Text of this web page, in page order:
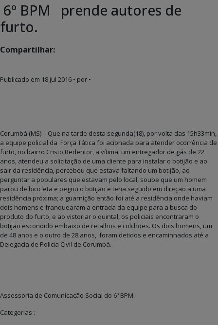
6º BPM prende autores de
furto.
Compartilhar:
Publicado em 18 jul 2016 • por •
Corumbá (MS) – Que na tarde desta segunda(18), por volta das 15h33min,
a equipe policial da Força Tática foi acionada para atender ocorrência de
furto, no bairro Cristo Redentor, a vítima, um entregador de gás de 22
anos, atendeu a solicitação de uma cliente para instalar o botijão e ao
sair da residência, percebeu que estava faltando um botijão, ao
perguntar a populares que estavam pelo local, soube que um homem
parou de bicicleta e pegou o botijão e teria seguido em direção a uma
residência próxima; a guarnição então foi até a residência onde haviam
dois homens e franquearam a entrada da equipe para a busca do
produto do furto, e ao vistoriar o quintal, os policiais encontraram o
botijão escondido embaixo de retalhos e colchões. Os dois homens, um
de 48 anos e o outro de 28 anos, foram detidos e encaminhados até a
Delegacia de Polícia Civil de Corumbá.
Assessoria de Comunicação Social do 6º BPM.
Categorias :